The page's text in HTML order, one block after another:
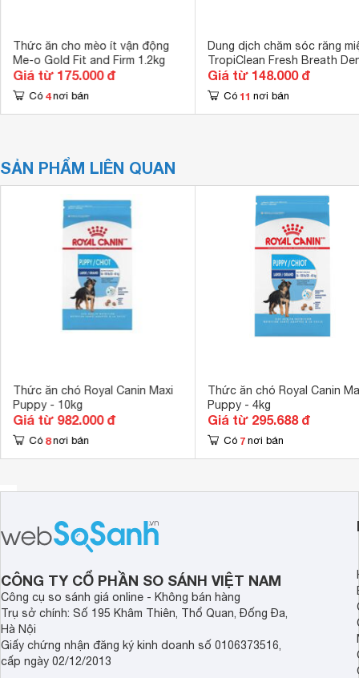
Thức ăn cho mèo ít vận động
Me-o Gold Fit and Firm 1.2kg
Giá từ 175.000 đ
Có 4 nơi bán
Dung dịch chăm sóc răng
TropiClean Fresh Breath
Health for Cats 473ml -
miệng, loại bỏ mảng bám cho
mèo Petmall
Giá từ 148.000 đ
Có 11 nơi bán
SẢN PHẨM LIÊN QUAN
Thức ăn chó Royal Canin Maxi
Puppy - 10kg
Giá từ 982.000 đ
Có 8 nơi bán
Thức ăn chó Royal Canin
Puppy - 4kg
Giá từ 295.688 đ
Có 7 nơi bán
CÔNG TY CỔ PHẦN SO SÁNH VIỆT NAM
Công cụ so sánh giá online - Không bán hàng
Trụ sở chính: Số 195 Khâm Thiên, Thổ Quan, Đống Đa,
Hà Nội
Giấy chứng nhận đăng ký kinh doanh số 0106373516,
cấp ngày 02/12/2013